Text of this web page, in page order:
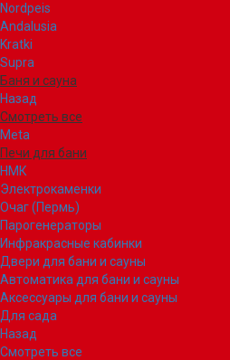
Nordpeis
Andalusia
Kratki
Supra
Баня и сауна
Назад
Смотреть все
Meta
Печи для бани
НМК
Электрокаменки
Очаг (Пермь)
Парогенераторы
Инфракрасные кабинки
Двери для бани и сауны
Автоматика для бани и сауны
Аксессуары для бани и сауны
Для сада
Назад
Смотреть все